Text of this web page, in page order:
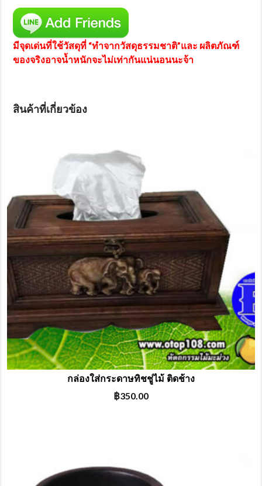
มีจุดเด่นที่ใช้วัสดุที่ “ทำจากวัสดุธรรมชาติ”และ ผลิตภัณฑ์
ของจริงอาจน้ำหนักจะไม่เท่ากันแน่นอนนะจ้า
สินค้าที่เกี่ยวข้อง
กล่องใส่กระดาษทิชชู่ไม้ ติดช้าง
฿350.00